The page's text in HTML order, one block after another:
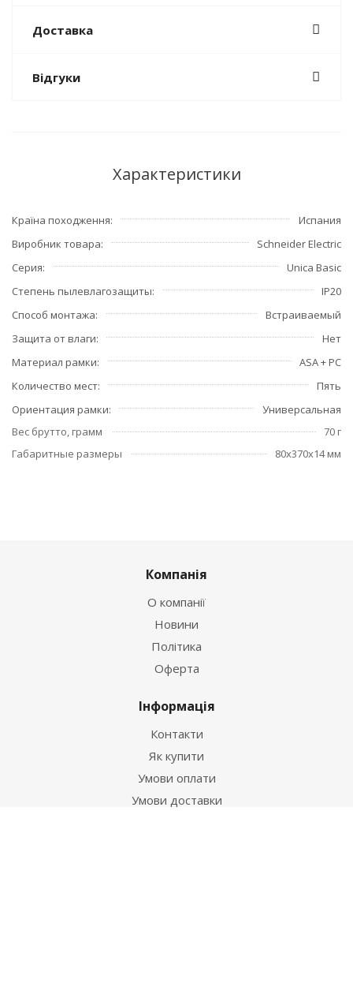
Доставка
Відгуки
Характеристики
Країна походження
Испания
Виробник товара
Schneider Electric
Серия
Unica Basic
Степень пылевлагозащиты
IP20
Способ монтажа
Встраиваемый
Защита от влаги
Нет
Материал рамки
ASA + PC
Количество мест
Пять
Ориентация рамки
Универсальная
Вес брутто, грамм
70 г
Габаритные размеры
80x370x14 мм
Компанія
О компанії
Новини
Політика
Оферта
Інформація
Контакти
Як купити
Умови оплати
Умови доставки